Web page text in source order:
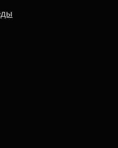
одноразовая